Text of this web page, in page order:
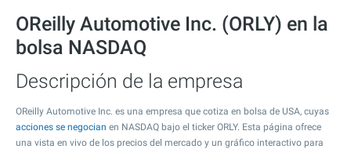
OReilly Automotive Inc. (ORLY) en la
bolsa NASDAQ
Descripción de la empresa
OReilly Automotive Inc. es una empresa que cotiza en bolsa de USA, cuyas
acciones se negocian en NASDAQ bajo el ticker ORLY. Esta página ofrece
una vista en vivo de los precios del mercado y un gráfico interactivo para